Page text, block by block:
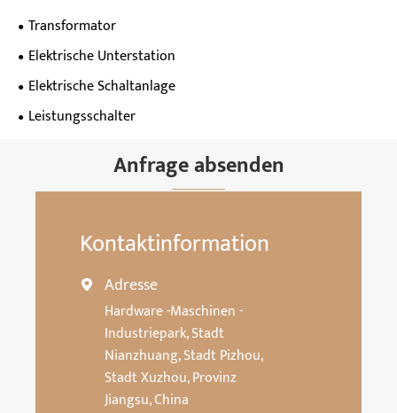
Transformator
Elektrische Unterstation
Elektrische Schaltanlage
Leistungsschalter
Anfrage absenden
Kontaktinformation
 Adresse
Hardware -Maschinen -
Industriepark, Stadt
Nianzhuang, Stadt Pizhou,
Stadt Xuzhou, Provinz
Jiangsu, China